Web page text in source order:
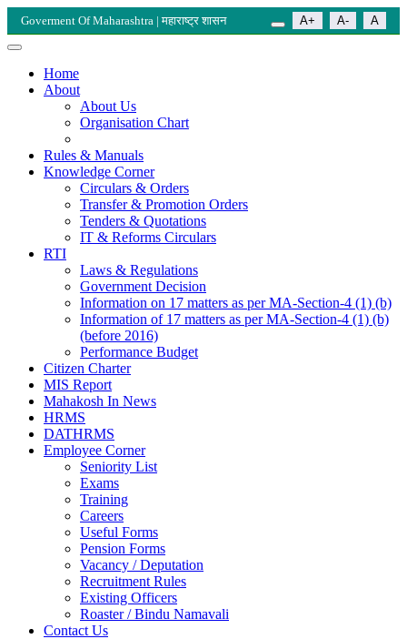
Goverment Of Maharashtra | महाराष्ट्र शासन A+ A- A
Home
About
About Us
Organisation Chart
Rules & Manuals
Knowledge Corner
Circulars & Orders
Transfer & Promotion Orders
Tenders & Quotations
IT & Reforms Circulars
RTI
Laws & Regulations
Government Decision
Information on 17 matters as per MA-Section-4 (1) (b)
Information of 17 matters as per MA-Section-4 (1) (b)
(before 2016)
Performance Budget
Citizen Charter
MIS Report
Mahakosh In News
HRMS
DATHRMS
Employee Corner
Seniority List
Exams
Training
Careers
Useful Forms
Pension Forms
Vacancy / Deputation
Recruitment Rules
Existing Officers
Roaster / Bindu Namavali
Contact Us